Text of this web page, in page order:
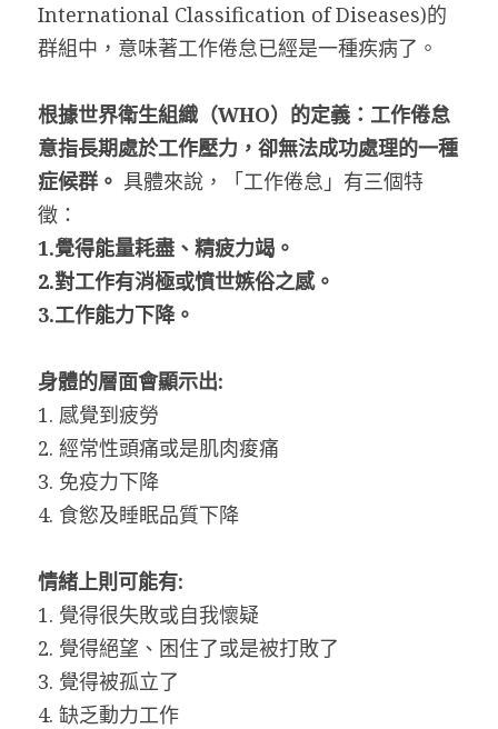
International Classification of Diseases)的
群組中，意味著工作倦怠已經是一種疾病了。
根據世界衛生組織（WHO）的定義：工作倦怠
意指長期處於工作壓力，卻無法成功處理的一種
症候群。 具體來說，「工作倦怠」有三個特
徵：
1.覺得能量耗盡、精疲力竭。
2.對工作有消極或憤世嫉俗之感。
3.工作能力下降。
身體的層面會顯示出:
1. 感覺到疲勞
2. 經常性頭痛或是肌肉痠痛
3. 免疫力下降
4. 食慾及睡眠品質下降
情緒上則可能有:
1. 覺得很失敗或自我懷疑
2. 覺得絕望、困住了或是被打敗了
3. 覺得被孤立了
4. 缺乏動力工作